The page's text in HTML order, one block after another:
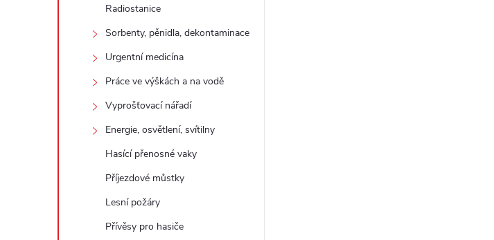
Radiostanice
Sorbenty, pěnidla, dekontaminace
Urgentní medicína
Práce ve výškách a na vodě
Vyprošťovací nářadí
Energie, osvětlení, svítilny
Hasící přenosné vaky
Příjezdové můstky
Lesní požáry
Přívěsy pro hasiče